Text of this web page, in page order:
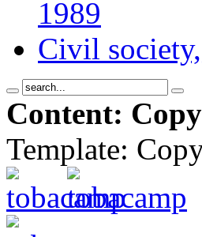
1989
Civil
Content:
Template: